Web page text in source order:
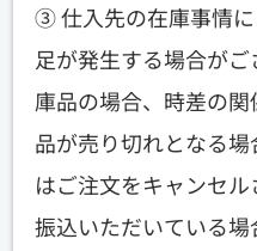
③ 仕入先の在庫事情
足が発生する場合が
庫品の場合、時差の
品が売り切れとなる
はご注文をキャンセ
振込いただいている